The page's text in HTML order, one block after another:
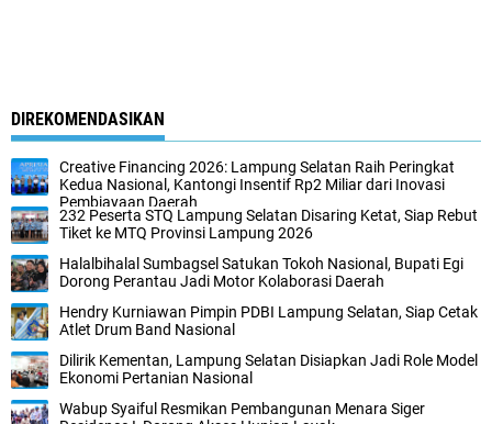
DIREKOMENDASIKAN
Creative Financing 2026: Lampung Selatan Raih Peringkat
Kedua Nasional, Kantongi Insentif Rp2 Miliar dari Inovasi
Pembiayaan Daerah
232 Peserta STQ Lampung Selatan Disaring Ketat, Siap Rebut
Tiket ke MTQ Provinsi Lampung 2026
Halalbihalal Sumbagsel Satukan Tokoh Nasional, Bupati Egi
Dorong Perantau Jadi Motor Kolaborasi Daerah
Hendry Kurniawan Pimpin PDBI Lampung Selatan, Siap Cetak
Atlet Drum Band Nasional
Dilirik Kementan, Lampung Selatan Disiapkan Jadi Role Model
Ekonomi Pertanian Nasional
Wabup Syaiful Resmikan Pembangunan Menara Siger